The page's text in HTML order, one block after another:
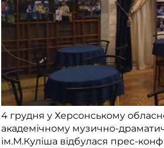
4 грудня у Херсонському
академічному музично-
ім.М.Куліша відбулася прес-